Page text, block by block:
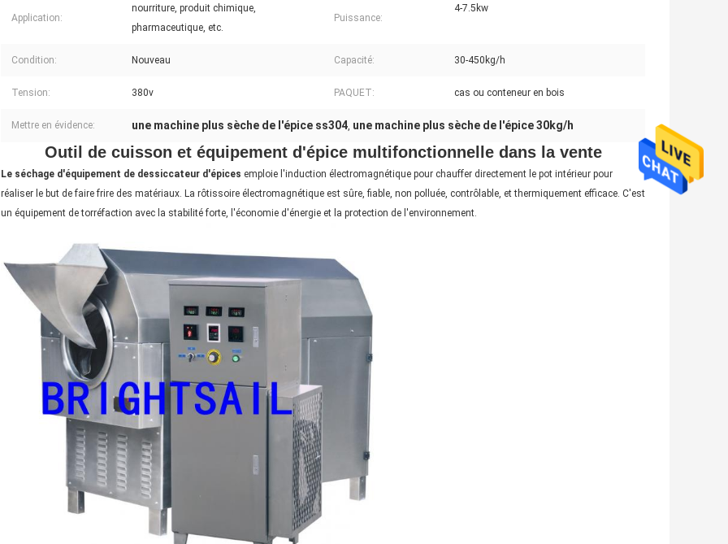
Application:
nourriture, produit chimique,
pharmaceutique, etc.
Puissance:
4-7.5kw
Condition: Nouveau Capacité: 30-450kg/h
Tension: 380v PAQUET: cas ou conteneur en bois
Mettre en évidence: une machine plus sèche de l'épice ss304, une machine plus sèche de l'épice 30kg/h
Outil de cuisson et équipement d'épice multifonctionnelle dans la vente
Le séchage d'équipement de dessiccateur d'épices emploie l'induction électromagnétique pour chauffer directement le pot intérieur pour
réaliser le but de faire frire des matériaux. La rôtissoire électromagnétique est sûre, fiable, non polluée, contrôlable, et thermiquement efficace. C'est
un équipement de torréfaction avec la stabilité forte, l'économie d'énergie et la protection de l'environnement.